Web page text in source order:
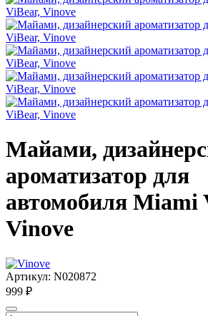
Майами,
ароматизатор для
автомобиля Miami
Vinove
Артикул: N020872
999 ₽